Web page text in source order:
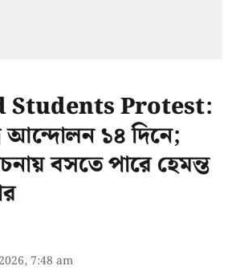
Students Protest:
আন্দোলন ১৪ দিনে;
বসতে পারে হেমন্ত
7:48 am